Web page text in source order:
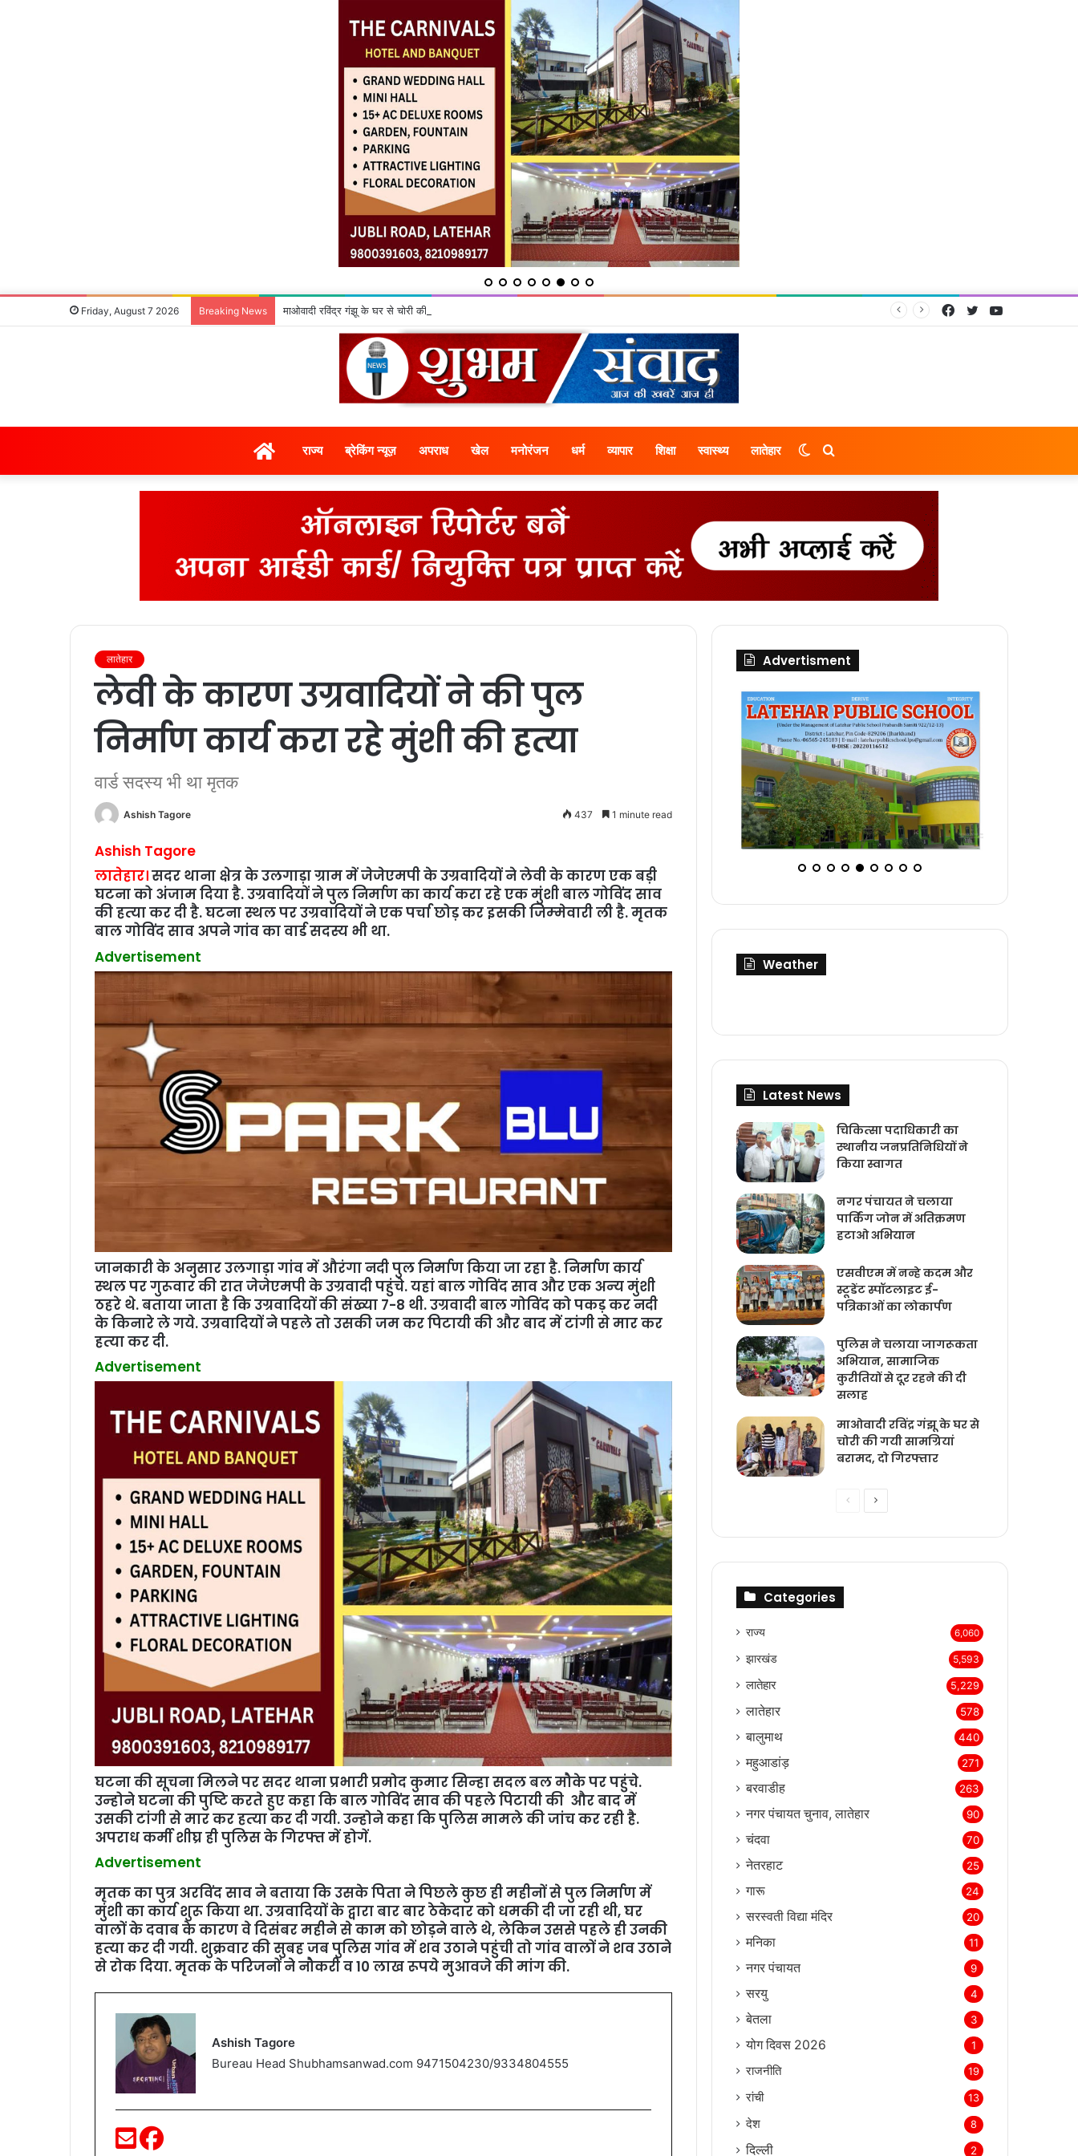
Friday, August 7 2026 Breaking News माओवादी रविंद्र गंझू के घर से चोरी की गयी सामग्रियां बरामद, दो गिरफ्तार YouTube
Twitter
Facebook
होम राज्‍य ब्रेकिंग न्यूज़ अपराध खेल मनोरंजन धर्म व्यापार शिक्षा स्वास्थ्य लातेहार Search
Switch
लातेहार
लेवी के कारण उग्रवादियों ने की पुल
निर्माण कार्य करा रहे मुंशी की हत्‍या
वार्ड सदस्‍य भी था मृतक
Ashish Tagore 437 1 minute read
Ashish Tagore
लातेहार।सदर थाना क्षेत्र के उलगाड़ा ग्राम में जेजेएमपी के उग्रवादियों ने लेवी के कारण एक बड़ी
घटना को अंजाम दिया है. उग्रवादियों ने पुल निर्माण का कार्य करा रहे एक मुंशी बाल गोविंद साव
की हत्‍या कर दी है. घटना स्‍थल पर उग्रवादियों ने एक पर्चा छोड़ कर इसकी जिम्‍मेवारी ली है. मृतक
बाल गोविंद साव अपने गांव का वार्ड सदस्‍य भी था.
Advertisement
जानकारी के अनुसार उलगाड़ा गांव में औरंगा नदी पुल निर्माण किया जा रहा है. निर्माण कार्य
स्‍थल पर गुरूवार की रात जेजेएमपी के उग्रवादी पहुंचे. यहां बाल गोविंद साव और एक अन्‍य मुंशी
ठहरे थे. बताया जाता है कि उग्रवादियों की संख्‍या 7-8 थी. उग्रवादी बाल गोविंद को पकड़ कर नदी
के किनारे ले गये. उग्रवादियों ने पहले तो उसकी जम कर पिटायी की और बाद में टांगी से मार कर
हत्‍या कर दी.
Advertisement
घटना की सूचना मिलने पर सदर थाना प्रभारी प्रमोद कुमार सिन्‍हा सदल बल मौके पर पहुंचे.
उन्‍होने घटना की पुष्टि करते हुए कहा कि बाल गोविंद साव की पहले पिटायी की और बाद में
उसकी टांगी से मार कर हत्‍या कर दी गयी. उन्‍होने कहा कि पुलिस मामले की जांच कर रही है.
अपराध कर्मी शीघ्र ही पुलिस के गिरफ्त में होगें.
Advertisement
मृतक का पुत्र अरविंद साव ने बताया कि उसके पिता ने पिछले कुछ ही महीनों से पुल निर्माण में
मुंशी का कार्य शुरू किया था. उग्रवादियों के द्वारा बार बार ठेकेदार को धमकी दी जा रही थी, घर
वालों के दवाब के कारण वे दिसंबर महीने से काम को छोड़ने वाले थे, लेकिन उससे पहले ही उनकी
हत्‍या कर दी गयी. शुक्रवार की सुबह जब पुलिस गांव में शव उठाने पहुंची तो गांव वालों ने शव उठाने
से रोक दिया. मृतक के परिजनों ने नौकरी व 10 लाख रूपये मुआवजे की मांग की.
Ashish Tagore
Bureau Head Shubhamsanwad.com 9471504230/9334804555
Advertisment
Weather
Latest News
चिकित्‍सा पदाधिकारी का
स्थानीय जनप्रतिनिधियों ने
किया स्वागत
नगर पंचायत ने चलाया
पार्किंग जोन में अतिक्रमण
हटाओ अभियान
एसवीएम में नन्हे कदम और
स्टूडेंट स्पॉटलाइट ई-
पत्रिकाओं का लोकार्पण
पुलिस ने चलाया जागरूकता
अभियान, सामाजिक
कुरीतियों से दूर रहने की दी
सलाह
माओवादी रविंद्र गंझू के घर से
चोरी की गयी सामग्रियां
बरामद, दो गिरफ्तार
PreviousNext
Categories
राज्‍य 6,060
झारखंड 5,593
लातेहार 5,229
लातेहार 578
बालुमाथ 440
महुआडांड़ 271
बरवाडीह 263
नगर पंचायत चुनाव, लातेहार 90
चंदवा 70
नेतरहाट 25
गारू 24
सरस्‍वती विद्या मंदिर 20
मनिका 11
नगर पंचायत 9
सरयु 4
बेतला 3
योग दिवस 2026 1
राजनीति 19
रांची 13
देश 8
दिल्‍ली 2